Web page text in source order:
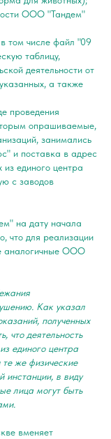
ООО "Тандем"
том числе файл "09
таблицу,
деятельности от
а также
проведения
опрашиваемые,
занимались
и поставка в адрес
единого центра
с заводов
на дату начала
что для реализации
аналогичные ООО
Как указал
полученных
что деятельность
единого центра
же физические
инстанции, в виду
лица могут быть
вменяет